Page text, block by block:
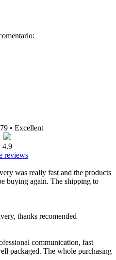
• Excellent
4.9
reviews
was really fast and the products
buying again. The shipping to
thanks recomended
communication, fast
packaged. The whole purchasing